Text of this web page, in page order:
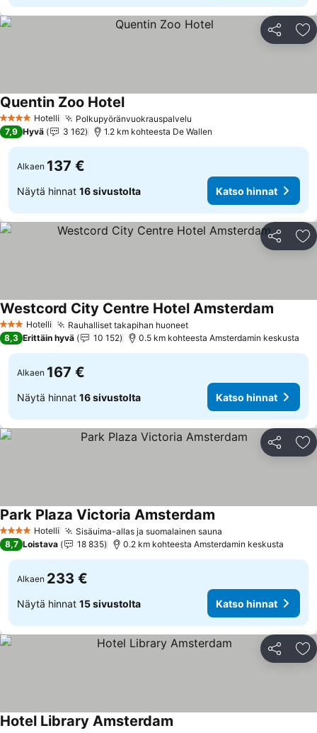
Jaa
4 Tähtiluokitus
Hotelli Polkupyöränvuokrauspalvelu
Quentin Zoo HotelKatso hinnat
7,9 Hyvä 3 162 1.2 km kohteesta De Wallen
Alkaen 137 €
Näytä hinnat 16 sivustolta Katso hinnat
Jaa
3 Tähtiluokitus
Hotelli Rauhalliset takapihan huoneetKatso hinnat
Westcord City Centre Hotel Amsterdam
8,3 Erittäin hyvä 10 152 0.5 km kohteesta Amsterdamin keskusta
Alkaen 167 €
Näytä hinnat 16 sivustolta Katso hinnat
Jaa
4 Tähtiluokitus
Hotelli Sisäuima-allas ja suomalainen sauna
Park Plaza Victoria Amsterdam
8,7 Loistava 18 835 0.2 km kohteesta Amsterdamin keskusta
Alkaen 233 €
Näytä hinnat 15 sivustolta Katso hinnat
Jaa
Hotel Library Amsterdam